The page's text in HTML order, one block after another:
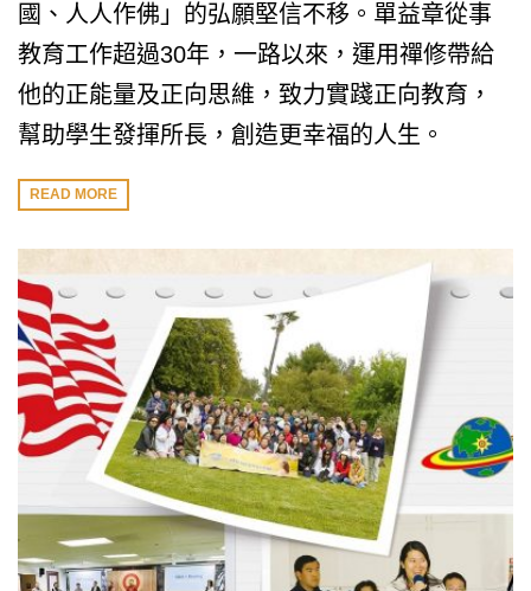
國、人人作佛」的弘願堅信不移。單益章從事
教育工作超過30年，一路以來，運用禪修帶給
他的正能量及正向思維，致力實踐正向教育，
幫助學生發揮所長，創造更幸福的人生。
READ MORE